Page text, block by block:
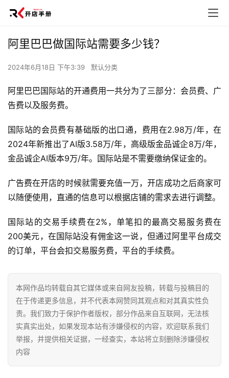
阿里巴巴做国际站需要多少钱？
2024年6月18日 下午3:39 默认分类
阿里巴巴国际站的开通费用一共分为了三部分：会员费、广
告费以及服务费。
国际站的会员费有基础版的出口通，费用在2.98万/年，在
2024年新推出了AI版3.58万/年，高级版金品诚企8万/年，
金品诚企AI版本9万/年。国际站是不需要缴纳保证金的。
广告费在开店的时候就需要充值一万，开店成功之后商家可
以随便使用，直通的信息可以根据店铺的需求去进行调整。
国际站的交易手续费在2%，单笔扣的最高交易服务费在
200美元，在国际站没有佣金这一说，但通过阿里平台成交
的订单，平台会扣交易服务费，平台的手续费。
本网作品均转载自其它媒体或来自网友投稿，转载与投稿目的
在于传递更多信息，并不代表本网赞同其观点和对其真实性负
责。我们致力于保护作者版权，部分作品来自互联网，无法核
实真实出处，如果发现本站有涉嫌侵权的内容，欢迎联系我们
举报，并提供相关证据，一经查实，本站将立刻删除涉嫌侵权
内容